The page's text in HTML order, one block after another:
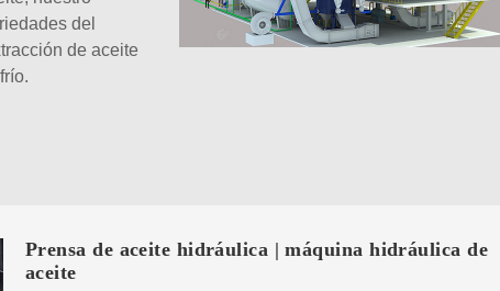
del
de aceite
Prensa de aceite hidráulica | máquina hidráulica de
aceite